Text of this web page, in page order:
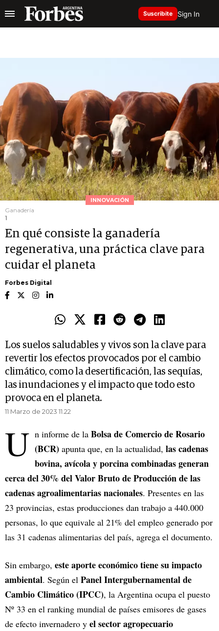
Suscribite Sign In
INNOVACIÓN
Ganadería
1
En qué consiste la ganadería
regenerativa, una práctica clave para
cuidar el planeta
Forbes Digital
Los suelos saludables y vivos son la clave para
revertir los efectos provocados por el cambio
climático, como la desertificación, las sequías,
las inundaciones y el impacto que todo esto
provoca en el planeta.
11 Marzo de 2023 11.22
U n informe de la Bolsa de Comercio de Rosario
(BCR) apunta que, en la actualidad, las cadenas
bovina, avícola y porcina combinadas generan
cerca del 30% del Valor Bruto de Producción de las
cadenas agroalimentarias nacionales. Presentes en las
23 provincias, estas producciones dan trabajo a 440.000
personas, lo que equivale al 21% del empleo generado por
las 31 cadenas alimentarias del país, agrega el documento.
Sin embargo, este aporte económico tiene su impacto
ambiental. Según el Panel Intergubernamental de
Cambio Climático (IPCC), la Argentina ocupa el puesto
Nº 33 en el ranking mundial de países emisores de gases
de efecto invernadero y el sector agropecuario